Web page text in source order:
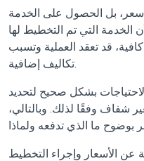
بل الحصول على الخدمة
الخدمة التي تم التخطيط لها
قد تعقد العملية وتسبب
تكاليف إضافية.
بشكل صحيح لتحديد
شفاف وفقًا لذلك. وبالتالي،
الأسعار وإجراء التخطيط